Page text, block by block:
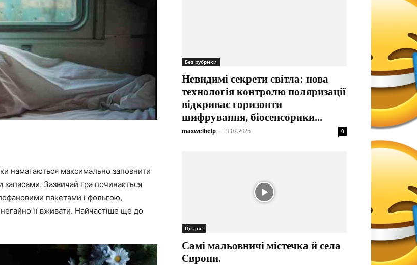
намагаються максимально заповнити
Зазвичай гра починається
пакетами і фольгою,
її вживати. Найчастіше ще до
Без рубрики
Невидимі секрети світла: нова
технологія контролю поляризації
відкриває горизонти
шифрування, біосенсорики...
maxwelhelp - 19.07.2025 0
Цікаве
Самі мальовничі містечка й села
Європи.